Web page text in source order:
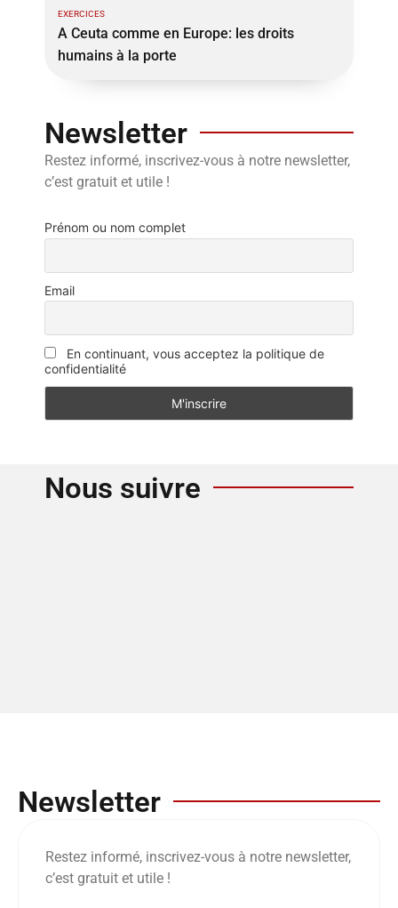
EXERCICES
A Ceuta comme en Europe: les droits
humains à la porte
Newsletter
Restez informé, inscrivez-vous à notre newsletter,
c’est gratuit et utile !
Prénom ou nom complet
Email
En continuant, vous acceptez la politique de
confidentialité
Nous suivre
Newsletter
Restez informé, inscrivez-vous à notre newsletter,
c’est gratuit et utile !